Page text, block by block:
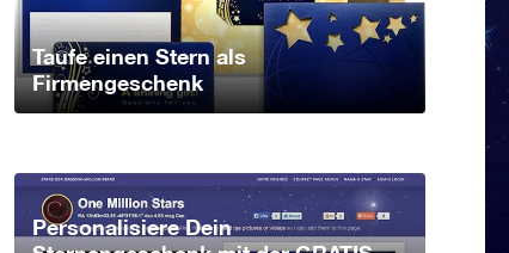
Taufe einen Stern als
Firmengeschenk
Personalisiere Dein